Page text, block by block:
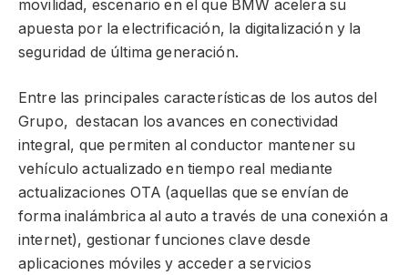
movilidad, escenario en el que BMW acelera su
apuesta por la electrificación, la digitalización y la
seguridad de última generación.
Entre las principales características de los autos del
Grupo, destacan los avances en conectividad
integral, que permiten al conductor mantener su
vehículo actualizado en tiempo real mediante
actualizaciones OTA (aquellas que se envían de
forma inalámbrica al auto a través de una conexión a
internet), gestionar funciones clave desde
aplicaciones móviles y acceder a servicios